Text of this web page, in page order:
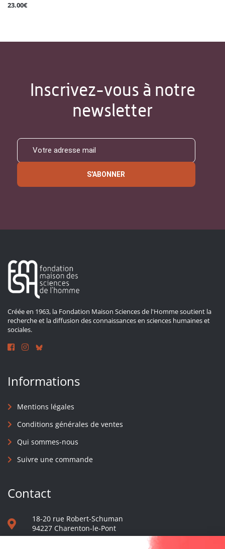
23.00€
Inscrivez-vous à notre
newsletter
S'ABONNER
Créée en 1963, la Fondation Maison Sciences de l'Homme soutient la
recherche et la diffusion des connaissances en sciences humaines et
sociales.
Informations
Mentions légales
Conditions générales de ventes
Qui sommes-nous
Suivre une commande
Contact
18-20 rue Robert-Schuman
94227 Charenton-le-Pont